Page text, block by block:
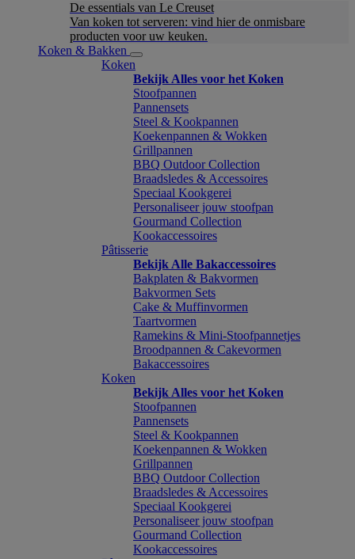
De essentials van Le Creuset
Van koken tot serveren: vind hier de onmisbare
producten voor uw keuken.
Koken & Bakken
Koken
Bekijk Alles voor het Koken
Stoofpannen
Pannensets
Steel & Kookpannen
Koekenpannen & Wokken
Grillpannen
BBQ Outdoor Collection
Braadsledes & Accessoires
Speciaal Kookgerei
Personaliseer jouw stoofpan
Gourmand Collection
Kookaccessoires
Pâtisserie
Bekijk Alle Bakaccessoires
Bakplaten & Bakvormen
Bakvormen Sets
Cake & Muffinvormen
Taartvormen
Ramekins & Mini-Stoofpannetjes
Broodpannen & Cakevormen
Bakaccessoires
Koken
Bekijk Alles voor het Koken
Stoofpannen
Pannensets
Steel & Kookpannen
Koekenpannen & Wokken
Grillpannen
BBQ Outdoor Collection
Braadsledes & Accessoires
Speciaal Kookgerei
Personaliseer jouw stoofpan
Gourmand Collection
Kookaccessoires